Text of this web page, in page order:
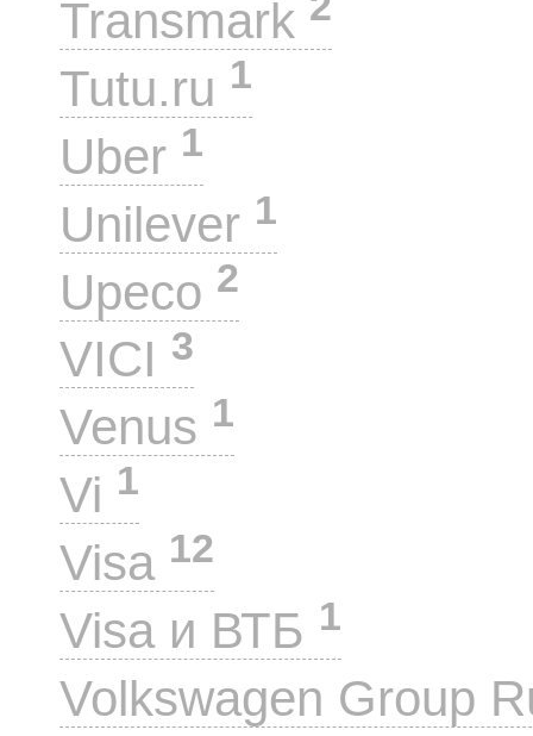
Transmark
Tutu.ru 1
Uber 1
Unilever 1
Upeco 2
VICI 3
Venus 1
Vi 1
Visa 12
Visa и ВТБ 1
Volkswagen Group